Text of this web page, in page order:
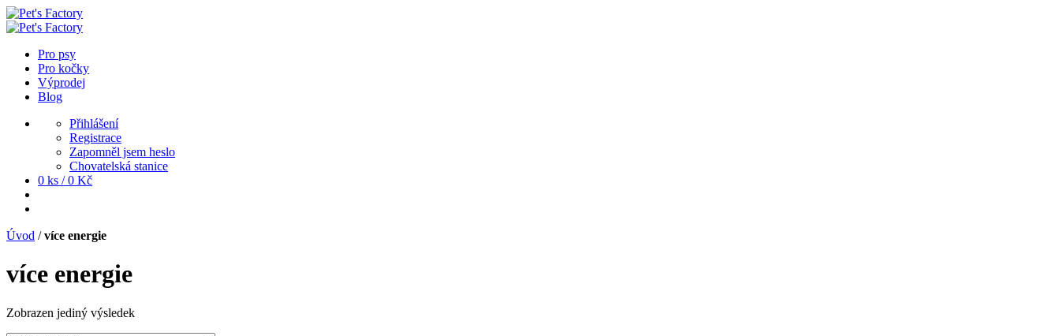
Pro psy
Pro kočky
Výprodej
Blog
Přihlášení
Registrace
Zapomněl jsem heslo
Chovatelská stanice
0 ks / 0 Kč
Úvod /více energie
více energie
Zobrazen jediný výsledek